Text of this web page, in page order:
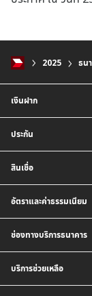
2025 ธน
เงินฝาก
บัญชีเงินฝากประจำ
บัญชีเงินฝากกระแสราย
บัญชีเงินฝากเงินตราต่างป
ตารางเปรียบเทียบผลิต
ประกัน
ประกันวินาศภัย
สินเชื่อ
สินเชื่อบ้าน
สินเชื่อบ้านแลกเงินและสิ
อัตราและค่าธรรมเนียม
อัตราดอกเบี้ยเงินฝาก
อัตราดอกเบี้ยเงินฝากลู
อัตราดอกเบี้ยบัญชีเงินฝา
อัตราดอกเบี้ยเงินกู้
ช่องทางบริการธนาคาร
CIMB THAI Connect
บริการแจ้งเตือนผ่าน
บริการช่วยเหลือ